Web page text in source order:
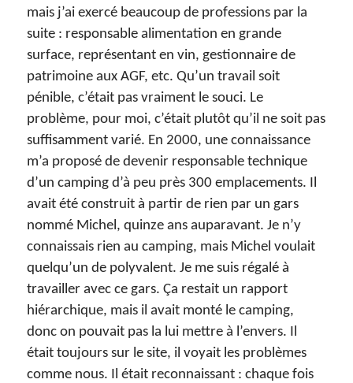
mais j’ai exercé beaucoup de professions par la
suite : responsable alimentation en grande
surface, représentant en vin, gestionnaire de
patrimoine aux AGF, etc. Qu’un travail soit
pénible, c’était pas vraiment le souci. Le
problème, pour moi, c’était plutôt qu’il ne soit pas
suffisamment varié. En 2000, une connaissance
m’a proposé de devenir responsable technique
d’un camping d’à peu près 300 emplacements. Il
avait été construit à partir de rien par un gars
nommé Michel, quinze ans auparavant. Je n’y
connaissais rien au camping, mais Michel voulait
quelqu’un de polyvalent. Je me suis régalé à
travailler avec ce gars. Ça restait un rapport
hiérarchique, mais il avait monté le camping,
donc on pouvait pas la lui mettre à l’envers. Il
était toujours sur le site, il voyait les problèmes
comme nous. Il était reconnaissant : chaque fois